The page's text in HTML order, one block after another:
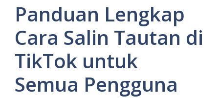
Panduan Lengkap
Cara Salin Tautan di
TikTok untuk
Semua Pengguna